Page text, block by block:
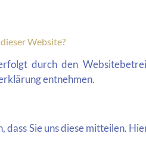
Website?
durch den
entnehmen.
Sie uns diese mitteilen.